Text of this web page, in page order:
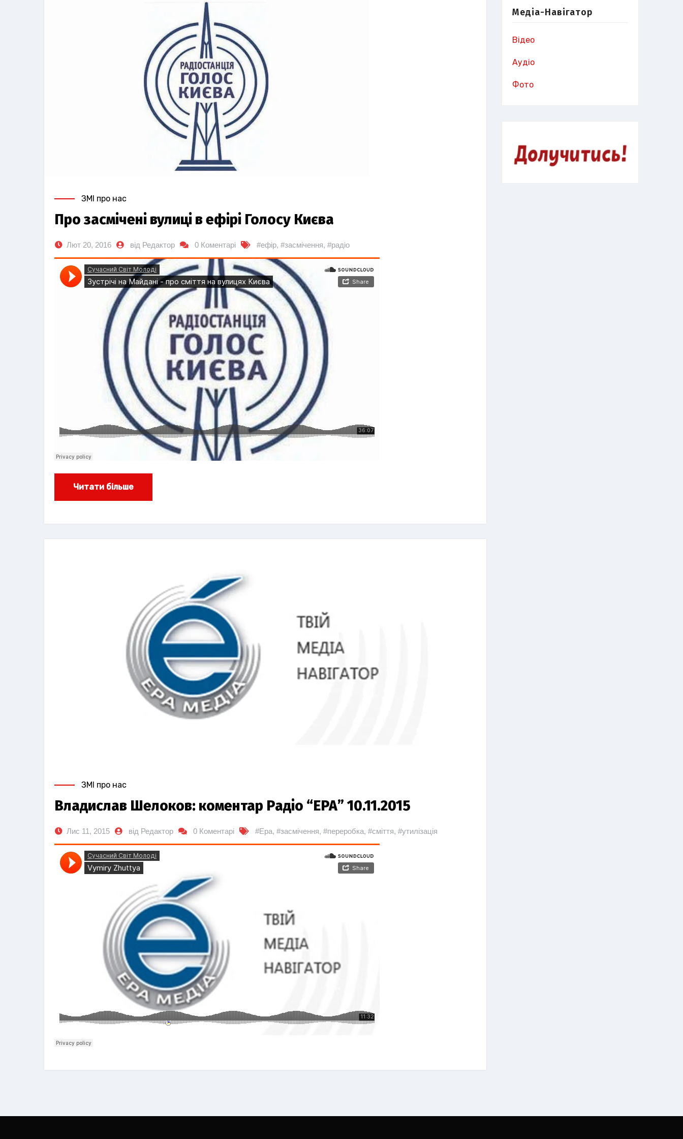
ЗМІ про нас
Про засмічені вулиці в ефірі Голосу Києва
Лют 20, 2016 від Редактор 0 Коментарі #ефір, #засмічення, #радіо
Читати більше
ЗМІ про нас
Владислав Шелоков: коментар Радіо “ЕРА” 10.11.2015
Лис 11, 2015 від Редактор 0 Коментарі #Ера, #засмічення, #переробка, #сміття, #утилізація
Медіа-Навігатор
Відео
Аудіо
Фото